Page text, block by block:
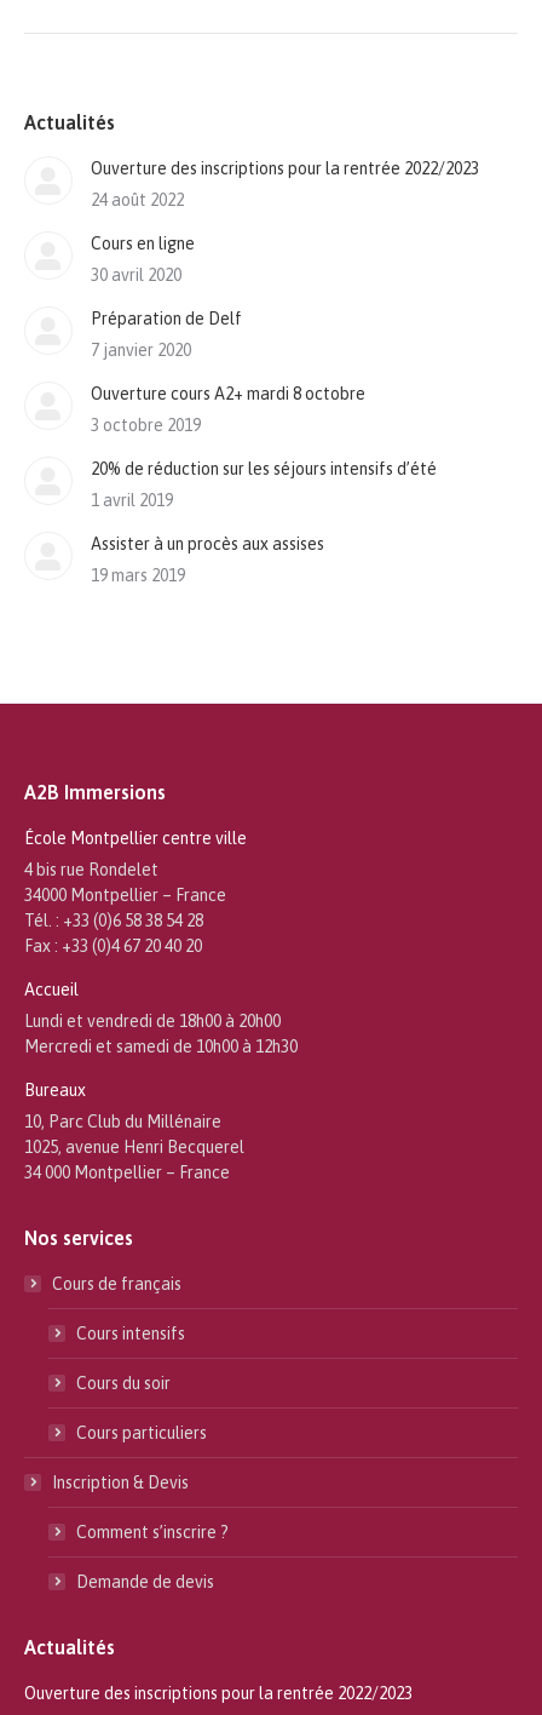
Actualités
Ouverture des inscriptions pour la rentrée 2022/2023
24 août 2022
Cours en ligne
30 avril 2020
Préparation de Delf
7 janvier 2020
Ouverture cours A2+ mardi 8 octobre
3 octobre 2019
20% de réduction sur les séjours intensifs d’été
1 avril 2019
Assister à un procès aux assises
19 mars 2019
A2B Immersions
École Montpellier centre ville
4 bis rue Rondelet
34000 Montpellier – France
Tél. : +33 (0)6 58 38 54 28
Fax : +33 (0)4 67 20 40 20
Accueil
Lundi et vendredi de 18h00 à 20h00
Mercredi et samedi de 10h00 à 12h30
Bureaux
10, Parc Club du Millénaire
1025, avenue Henri Becquerel
34 000 Montpellier – France
Nos services
Cours de français
Cours intensifs
Cours du soir
Cours particuliers
Inscription & Devis
Comment s’inscrire ?
Demande de devis
Actualités
Ouverture des inscriptions pour la rentrée 2022/2023